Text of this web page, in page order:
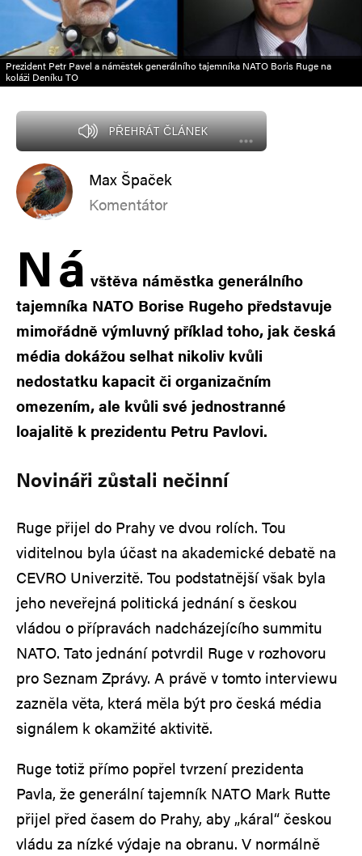
Prezident Petr Pavel a náměstek generálního tajemníka NATO Boris Ruge na
koláži Deníku TO
PŘEHRÁT ČLÁNEK
Max Špaček
Komentátor
Ná vštěva náměstka generálního
tajemníka NATO Borise Rugeho představuje
mimořádně výmluvný příklad toho, jak česká
média dokážou selhat nikoliv kvůli
nedostatku kapacit či organizačním
omezením, ale kvůli své jednostranné
loajalitě k prezidentu Petru Pavlovi.
Novináři zůstali nečinní
Ruge přijel do Prahy ve dvou rolích. Tou
viditelnou byla účast na akademické debatě na
CEVRO Univerzitě. Tou podstatnější však byla
jeho neveřejná politická jednání s českou
vládou o přípravách nadcházejícího summitu
NATO. Tato jednání potvrdil Ruge v rozhovoru
pro Seznam Zprávy. A právě v tomto interviewu
zazněla věta, která měla být pro česká média
signálem k okamžité aktivitě.
Ruge totiž přímo popřel tvrzení prezidenta
Pavla, že generální tajemník NATO Mark Rutte
přijel před časem do Prahy, aby „káral“ českou
vládu za nízké výdaje na obranu. V normálně